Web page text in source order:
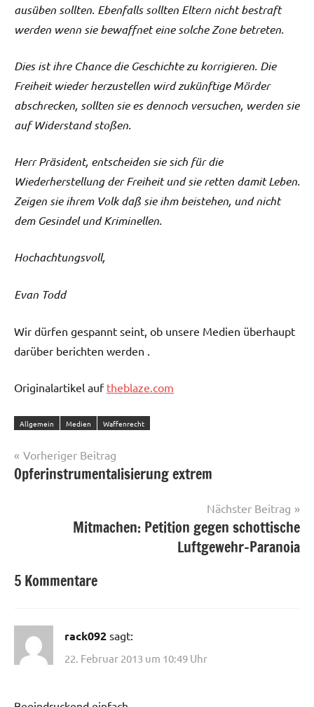
ausüben sollten. Ebenfalls sollten Eltern nicht bestraft
werden wenn sie bewaffnet eine solche Zone betreten.
Dies ist ihre Chance die Geschichte zu korrigieren. Die
Freiheit wieder herzustellen wird zukünftige Mörder
abschrecken, sollten sie es dennoch versuchen, werden sie
auf Widerstand stoßen.
Herr Präsident, entscheiden sie sich für die
Wiederherstellung der Freiheit und sie retten damit Leben.
Zeigen sie ihrem Volk daß sie ihm beistehen, und nicht
dem Gesindel und Kriminellen.
Hochachtungsvoll,
Evan Todd
Wir dürfen gespannt seint, ob unsere Medien überhaupt
darüber berichten werden .
Originalartikel auf theblaze.com
Allgemein Medien Waffenrecht
Beitragsnavigation
Vorheriger Beitrag
Opferinstrumentalisierung extrem
Nächster Beitrag
Mitmachen: Petition gegen schottische
Luftgewehr-Paranoia
5 Kommentare
rack092 sagt:
22. Februar 2013 um 10:49 Uhr